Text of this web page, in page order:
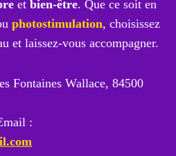
et bien-être. Que ce soit en
photostimulation, choisissez
et laissez-vous accompagner.
Fontaines Wallace, 84500
: